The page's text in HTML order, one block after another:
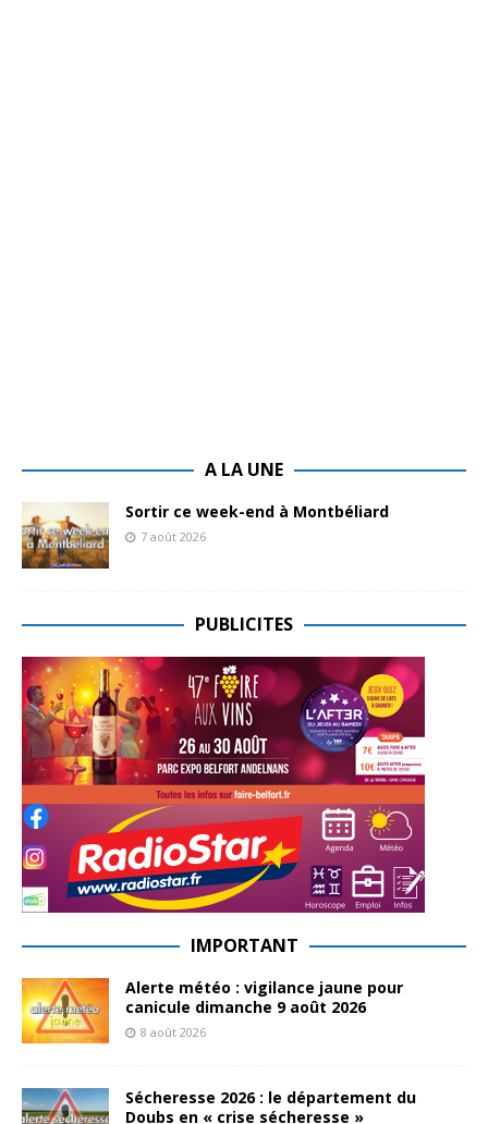
A LA UNE
Sortir ce week-end à Montbéliard
7 août 2026
PUBLICITES
IMPORTANT
Alerte météo : vigilance jaune pour
canicule dimanche 9 août 2026
8 août 2026
Sécheresse 2026 : le département du
Doubs en « crise sécheresse »